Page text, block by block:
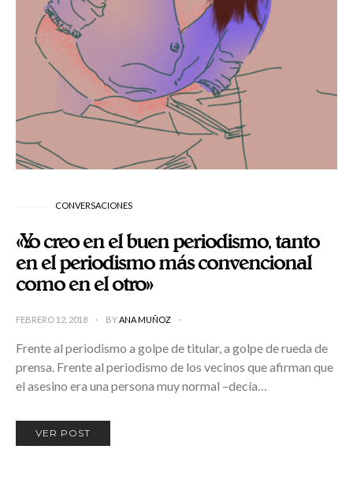
CONVERSACIONES
«Yo creo en el buen periodismo, tanto
en el periodismo más convencional
como en el otro»
FEBRERO 12, 2018 BYANA MUÑOZ
Frente al periodismo a golpe de titular, a golpe de rueda de
prensa. Frente al periodismo de los vecinos que afirman que
el asesino era una persona muy normal –decía…
VER POST